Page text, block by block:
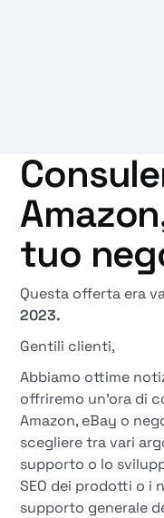
tuo
Questa offerta era
2023.
Gentili clienti,
Abbiamo ottime
offriremo un'ora di
Amazon, eBay o
scegliere tra vari
supporto o lo
SEO dei prodotti o i
supporto generale